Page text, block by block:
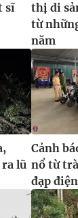
hình Việt
VTV
in và báo điện
Thủy
Thị Mỹ Hạnh,
sĩ
thị di
từ
năm
ra lũ
Cảnh
nổ từ
đạp